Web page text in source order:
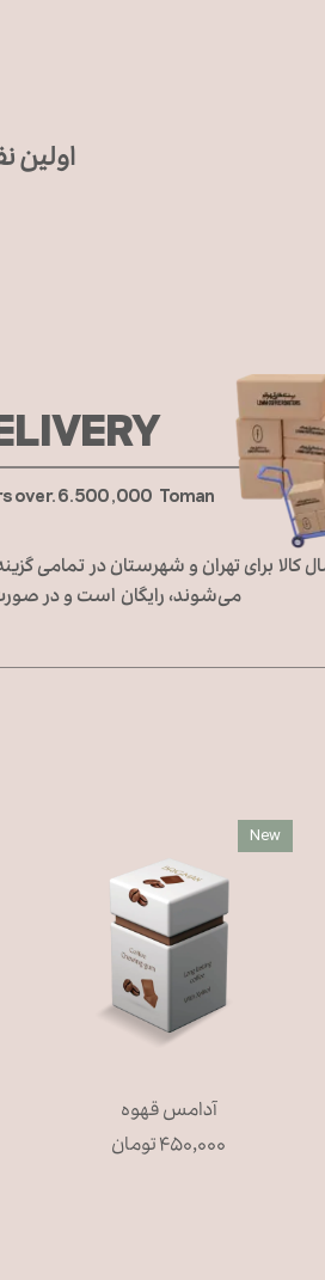
اولین
over. 6.500,000 Toman
می‌شوند، رایگان است و در
آدامس قهوه
۴۵۰,۰۰۰ تومان
New